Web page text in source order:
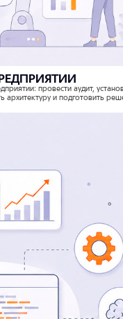
провести аудит,
и подготовить